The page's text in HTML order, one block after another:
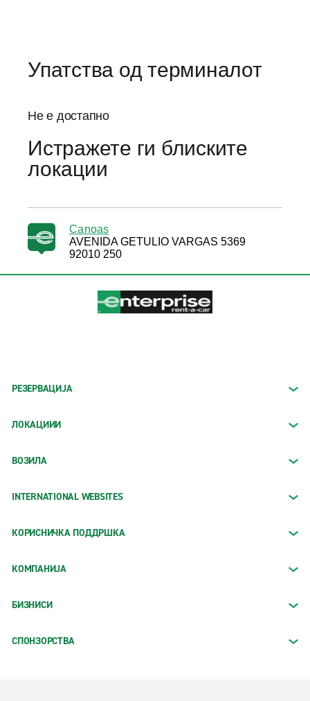
Упатства од терминалот
Не е достапно
Истражете ги блиските
локации
Canoas
AVENIDA GETULIO VARGAS 5369
92010 250
РЕЗЕРВАЦИЈА
ЛОКАЦИИИ
ВОЗИЛА
INTERNATIONAL WEBSITES
КОРИСНИЧКА ПОДДРШКА
КОМПАНИЈА
БИЗНИСИ
СПОНЗОРСТВА